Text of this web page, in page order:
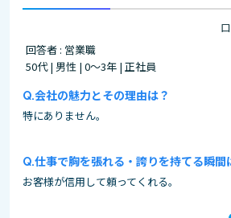
回答者 : 営業職
50代 | 男性 | 0～3年 | 正社員
会社の魅力とその理由は？
特にありません。
仕事で胸を張れる・誇りを持てる瞬間
お客様が信用して頼ってくれる。